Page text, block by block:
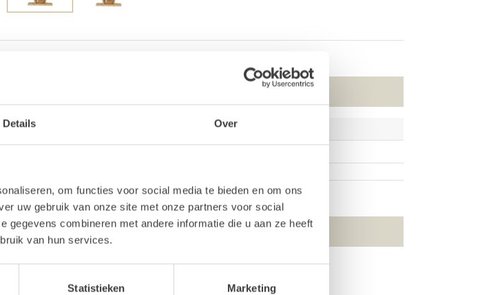
Details Over
om functies voor social media te bieden en om ons
uw gebruik van onze site met onze partners voor social
gegevens combineren met andere informatie die u aan ze heeft
van hun services.
Statistieken Marketing